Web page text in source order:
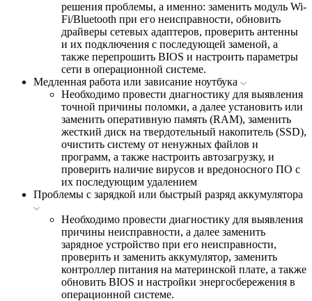
решения проблемы, а именно: заменить модуль Wi-
Fi/Bluetooth при его неисправности, обновить
драйверы сетевых адаптеров, проверить антенны
и их подключения с последующей заменой, а
также перепрошить BIOS и настроить параметры
сети в операционной системе.
Медленная работа или зависание ноутбука
Необходимо провести диагностику для выявления
точной причины поломки, а далее установить или
заменить оперативную память (RAM), заменить
жесткий диск на твердотельный накопитель (SSD),
очистить систему от ненужных файлов и
программ, а также настроить автозагрузку, и
проверить наличие вирусов и вредоносного ПО с
их последующим удалением
Проблемы с зарядкой или быстрый разряд аккумулятора
Необходимо провести диагностику для выявления
причины неисправности, а далее заменить
зарядное устройство при его неисправности,
проверить и заменить аккумулятор, заменить
контроллер питания на материнской плате, а также
обновить BIOS и настройки энергосбережения в
операционной системе.